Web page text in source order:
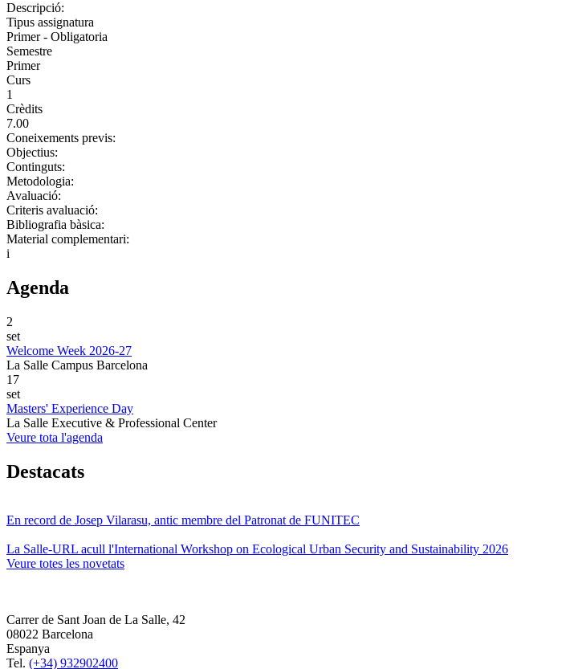
Descripció:
Tipus assignatura
Primer - Obligatoria
Semestre
Primer
Curs
1
Crèdits
7.00
Coneixements previs:
Objectius:
Continguts:
Metodologia:
Avaluació:
Criteris avaluació:
Bibliografia bàsica:
Material complementari:
i
Agenda
2
set
Welcome Week 2026-27
La Salle Campus Barcelona
17
set
Masters' Experience Day
La Salle Executive & Professional Center
Veure tota l'agenda
Destacats
En record de Josep Vilarasu, antic membre del Patronat de FUNITEC
La Salle-URL acull l'International Workshop on Ecological Urban Security and Sustainability 2026
Veure totes les novetats
Carrer de Sant Joan de La Salle, 42
08022 Barcelona
Espanya
Tel. (+34) 932902400